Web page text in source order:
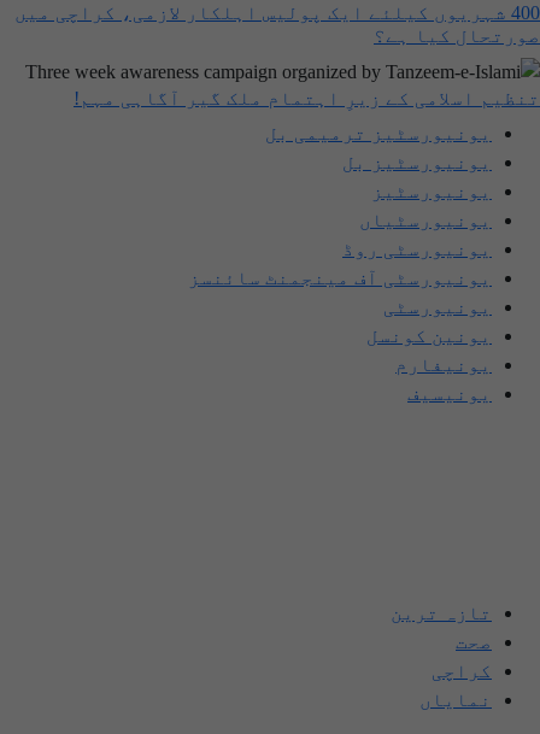
400 شہریوں کیلئے ایک پولیس اہلکار لازمی، کراچی میں
صورتحال کیا ہے؟
تنظیم اسلامی کے زیرِ اہتمام ملک گیر آگاہی مہم!
یونیورسٹیز ترمیمی بل
یونیورسٹیز بل
یونیورسٹیز
یونیورسٹیاں
یونیورسٹی روڈ
یونیورسٹی آف مینجمنٹ سائنسز
یونیورسٹی
یونین کونسل
یونیفارم
یونیسیف
تازہ ترین
صحت
کراچی
نمایاں